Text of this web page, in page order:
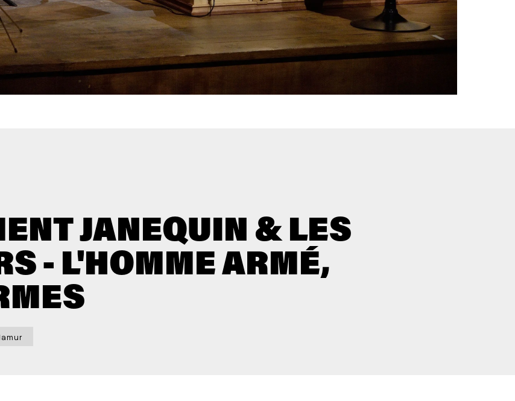
JANEQUIN & LES
- L'HOMME ARMÉ,